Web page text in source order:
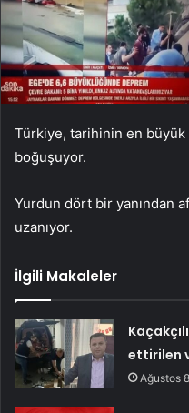
Türkiye, tarihinin en
boğuşuyor.
Yurdun dört bir yanından
uzanıyor.
İlgili Makaleler
ettirilen
Ağustos